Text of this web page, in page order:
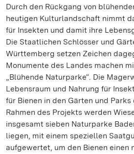
Durch den Rückgang von
heutigen Kulturlandschaft nimmt
für Insekten und damit ihre
Die Staatlichen Schlösser und
Württemberg setzen Zeichen
Monumente des Landes machen
„Blühende Naturparke“. Die
Lebensraum und Nahrung für
für Bienen in den Gärten und
Rahmen des Projekts werden
insgesamt sieben Naturparke
liegen, mit einem speziellen
aufgewertet, um den Bienen einen